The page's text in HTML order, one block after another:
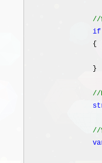
//
if
                {
                }
//
//